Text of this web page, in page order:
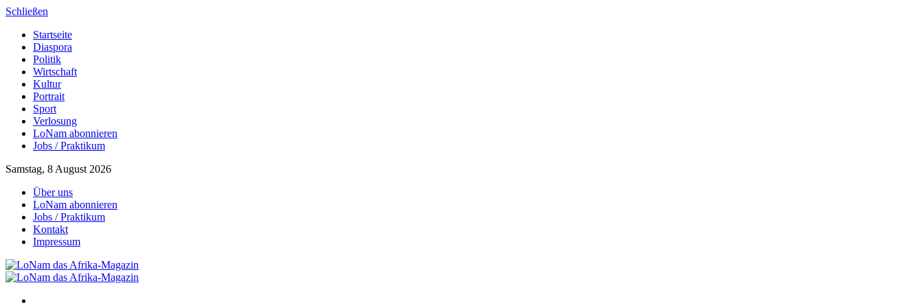
Schließen
Startseite
Diaspora
Politik
Wirtschaft
Kultur
Portrait
Sport
Verlosung
LoNam abonnieren
Jobs / Praktikum
Samstag, 8 August 2026
Über uns
LoNam abonnieren
Jobs / Praktikum
Kontakt
Impressum